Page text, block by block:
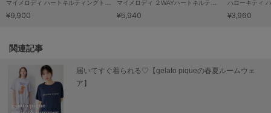
サムウェアバター
Stylevoice for xxx
スタイルヴォイスフォー
SUICOKE
スイコック
¥9,900 ¥5,940 ¥3,960
関連記事
届いてすぐ着られる♡【gelato piqueの春夏ルームウェ
ア】